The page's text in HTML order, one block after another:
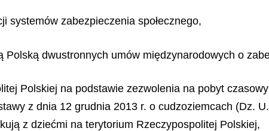
systemów zabezpieczenia społecznego,
dwustronnych umów międzynarodowych o
Polskiej na podstawie zezwolenia na pobyt
z dnia 12 grudnia 2013 r. o cudzoziemcach (Dz.
z dziećmi na terytorium Rzeczypospolitej Polskiej,